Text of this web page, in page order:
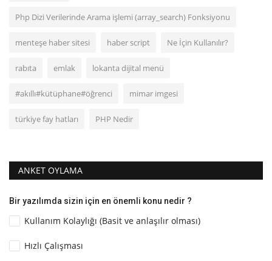
Php Dizi Verilerinde Arama işlemi (array_search) Fonksiyonu
menteşe haber sitesi haber script Ne İçin Kullanılır?
rabıta emlak lokanta dijital menü
#akıllı#kütüphane#öğrenci mimar imgesi
türkiye fay hatları PHP Nedir
ANKET OYLAMA
Bir yazılımda sizin için en önemli konu nedir ?
Kullanım Kolaylığı (Basit ve anlaşılır olması)
Hızlı Çalışması